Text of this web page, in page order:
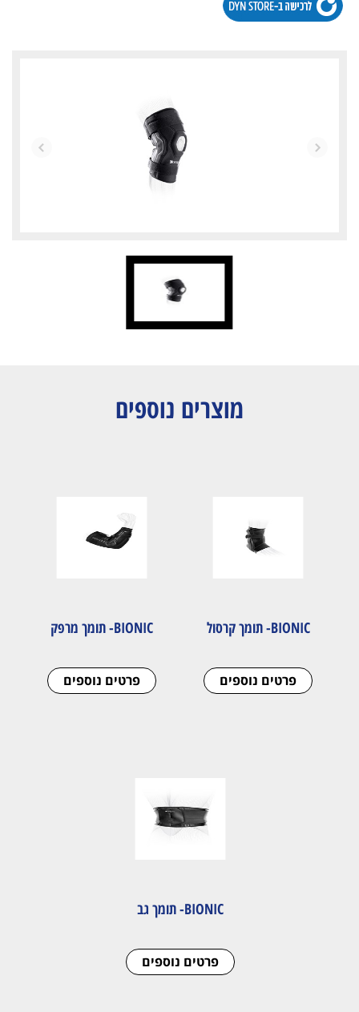
מוצרים נוספים
BIONIC- תומך קרסול
פרטים נוספים
BIONIC- תומך מרפק
פרטים נוספים
BIONIC- תומך גב
פרטים נוספים